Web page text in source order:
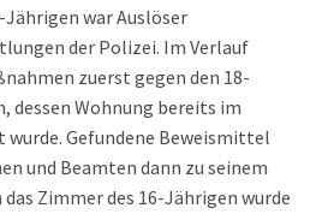
Jährigen war Auslöser
der Polizei. Im Verlauf
zuerst gegen den 18-
dessen Wohnung bereits im
wurde. Gefundene Beweismittel
und Beamten dann zu seinem
das Zimmer des 16-Jährigen wurde